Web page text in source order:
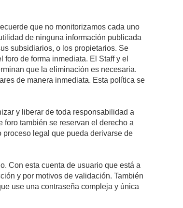
que no monitorizamos cada uno
de ninguna información publicada
subsidiarios, o los propietarios. Se
de forma inmediata. El Staff y el
que la eliminación es necesaria.
de manera inmediata. Esta política se
y liberar de toda responsabilidad a
foro también se reservan el derecho a
legal que pueda derivarse de
Con esta cuenta de usuario que está a
y por motivos de validación. También
use una contraseña compleja y única